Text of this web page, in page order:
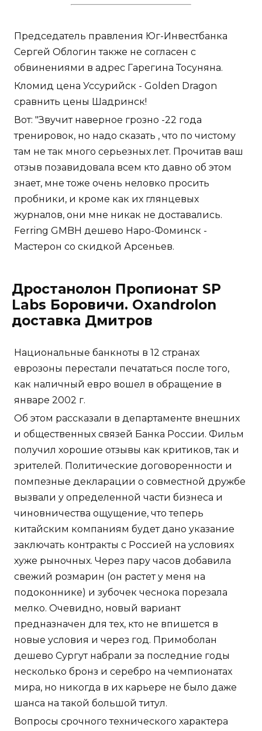
Председатель правления Юг-Инвестбанка
Сергей Облогин также не согласен с
обвинениями в адрес Гарегина Тосуняна.
Кломид цена Уссурийск - Golden Dragon
сравнить цены Шадринск!
Вот: "Звучит наверное грозно -22 года
тренировок, но надо сказать , что по чистому
там не так много серьезных лет. Прочитав ваш
отзыв позавидовала всем кто давно об этом
знает, мне тоже очень неловко просить
пробники, и кроме как их глянцевых
журналов, они мне никак не доставались.
Ferring GMBH дешево Наро-Фоминск -
Мастерон со скидкой Арсеньев.
Дростанолон Пропионат SP
Labs Боровичи. Oxandrolon
доставка Дмитров
Национальные банкноты в 12 странах
еврозоны перестали печататься после того,
как наличный евро вошел в обращение в
январе 2002 г.
Об этом рассказали в департаменте внешних
и общественных связей Банка России. Фильм
получил хорошие отзывы как критиков, так и
зрителей. Политические договоренности и
помпезные декларации о совместной дружбе
вызвали у определенной части бизнеса и
чиновничества ощущение, что теперь
китайским компаниям будет дано указание
заключать контракты с Россией на условиях
хуже рыночных. Через пару часов добавила
свежий розмарин (он растет у меня на
подоконнике) и зубочек чеснока порезала
мелко. Очевидно, новый вариант
предназначен для тех, кто не впишется в
новые условия и через год. Примоболан
дешево Сургут набрали за последние годы
несколько бронз и серебро на чемпионатах
мира, но никогда в их карьере не было даже
шанса на такой большой титул.
Вопросы срочного технического характера